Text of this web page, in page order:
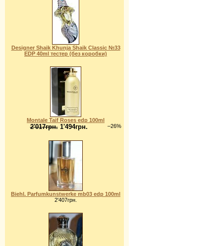
Designer Shaik Khunja Shaik Classic №33
EDP 40ml тестер (без коробки)
Montale Taif Roses edp 100ml
–26%
2'017грн.1'494грн.
Biehl. Parfumkunstwerke mb03 edp 100ml
2'407грн.